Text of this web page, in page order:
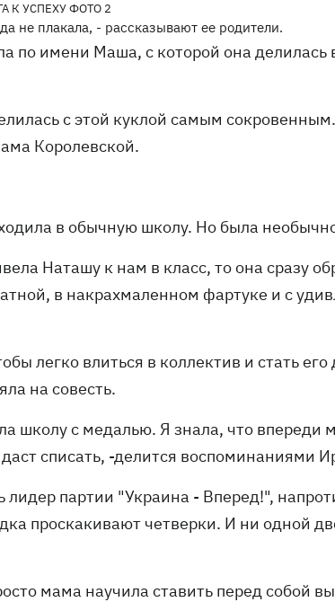
не плакала, - рассказывают ее родители.
по имени Маша, с которой она делилась
с этой куклой самым
Королевской.
в обычную школу. Но была
Наташу к нам в класс, то она сразу
в накрахмаленном фартуке и с
легко влиться в коллектив и стать
на совесть.
школу с медалью. Я знала, что впереди
списать, -делится воспоминаниями
партии "Украина - Вперед!",
проскакивают четверки. И ни одной
мама научила ставить перед собой